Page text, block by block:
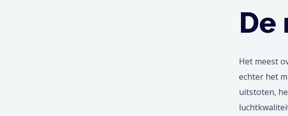
De
Het meest
echter het
uitstoten,